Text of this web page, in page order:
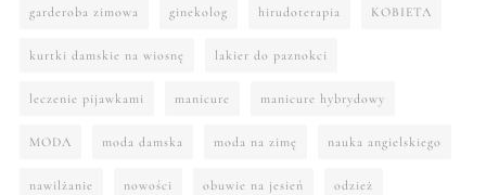
garderoba zimowa ginekolog hirudoterapia KOBIETA
kurtki damskie na wiosnę lakier do paznokci
leczenie pijawkami manicure manicure hybrydowy
MODA moda damska moda na zimę nauka angielskiego
nawilżanie nowości obuwie na jesień odzież